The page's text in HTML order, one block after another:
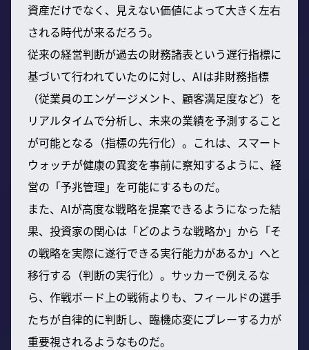
資産だけでなく、見えない価値によって大きく左右
される時代が来るだろう。
従来の経営判断が過去の財務諸表という遅行指標に
基づいて行われていたのに対し、AIは非財務指標
（従業員のエンゲージメント、顧客満足度など）を
リアルタイムで分析し、未来の業績を予測すること
が可能となる（指標の先行化）。これは、スマート
ウォッチが健康の異変を事前に察知するように、経
営の「予兆管理」を可能にするものだ。
また、AIが高度な戦略を提案できるようになった結
果、投資家の関心は「どのような戦略か」から「そ
の戦略を実際に遂行できる実行能力があるか」へと
移行する（判断の実行化）。サッカーで例えるな
ら、作戦ボード上の戦術よりも、フィールドの選手
たちが自律的に判断し、臨機応変にプレーする力が
重要視されるようなものだ。